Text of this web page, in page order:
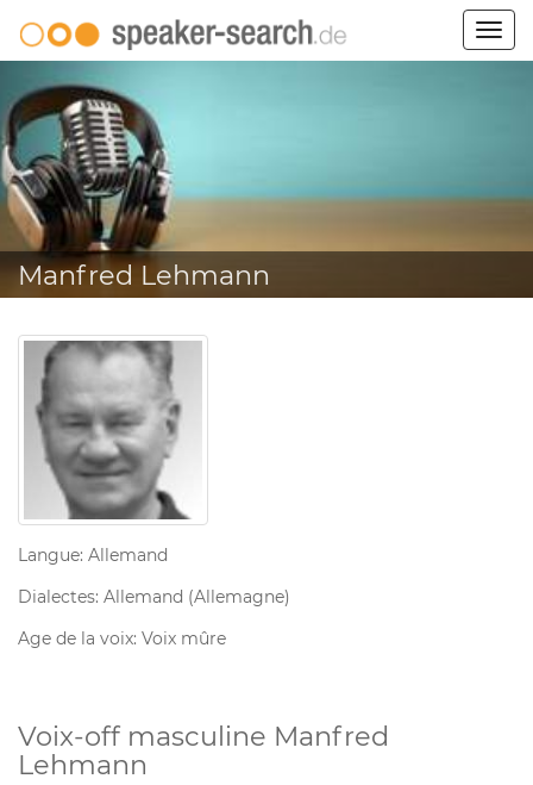
Manfred Lehmann
Langue: Allemand
Dialectes: Allemand (Allemagne)
Age de la voix: Voix mûre
Voix-off masculine Manfred
Lehmann